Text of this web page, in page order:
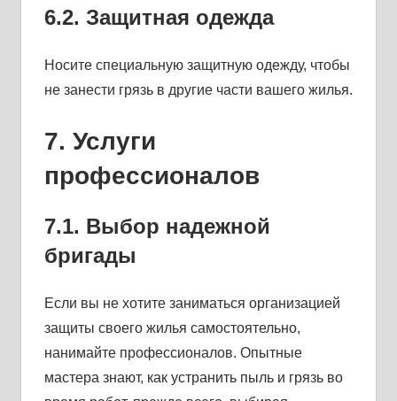
6.2. Защитная одежда
Носите специальную защитную одежду, чтобы
не занести грязь в другие части вашего жилья.
7. Услуги
профессионалов
7.1. Выбор надежной
бригады
Если вы не хотите заниматься организацией
защиты своего жилья самостоятельно,
нанимайте профессионалов. Опытные
мастера знают, как устранить пыль и грязь во